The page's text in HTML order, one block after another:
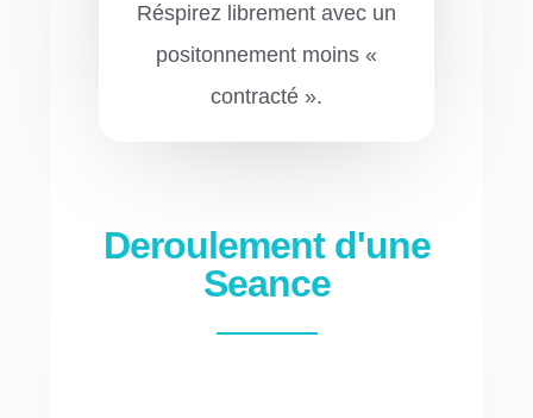
Réspirez librement avec un
positonnement moins «
contracté ».
Deroulement d'une
Seance